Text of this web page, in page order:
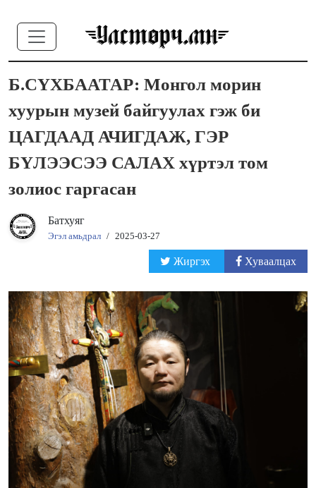
Б.СҮХБААТАР: Монгол морин
хуурын музей байгуулах гэж би
ЦАГДААД АЧИГДАЖ, ГЭР
БҮЛЭЭСЭЭ САЛАХ хүртэл том
золиос гаргасан
Батхуяг
Эгэл амьдрал / 2025-03-27
Жиргэх Хуваалцах